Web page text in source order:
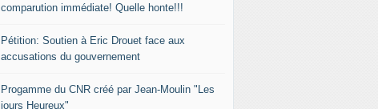
comparution immédiate! Quelle honte!!!
Pétition: Soutien à Eric Drouet face aux
accusations du gouvernement
Progamme du CNR créé par Jean-Moulin "Les
jours Heureux"